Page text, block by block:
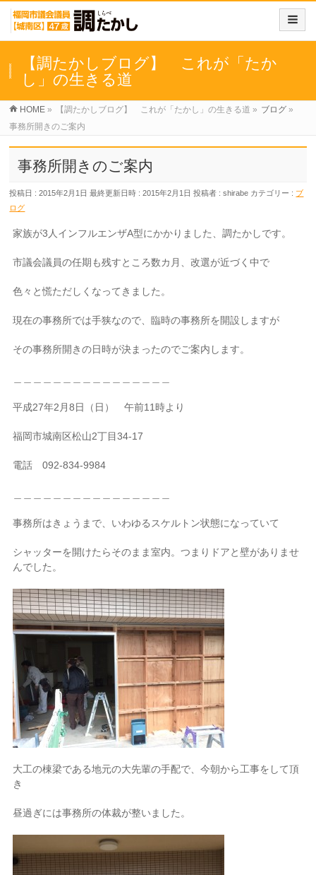
【調たかしブログ】 これが「たか
し」の生きる道
HOME » 【調たかしブログ】 これが「たかし」の生きる道 » ブログ »
事務所開きのご案内
事務所開きのご案内
投稿日 : 2015年2月1日 最終更新日時 : 2015年2月1日 投稿者 :shirabe カテゴリー : ブ
ログ
家族が3人インフルエンザA型にかかりました、調たかしです。
市議会議員の任期も残すところ数カ月、改選が近づく中で
色々と慌ただしくなってきました。
現在の事務所では手狭なので、臨時の事務所を開設しますが
その事務所開きの日時が決まったのでご案内します。
平成27年2月8日（日） 午前11時より
福岡市城南区松山2丁目34-17
電話 092-834-9984
事務所はきょうまで、いわゆるスケルトン状態になっていて
シャッターを開けたらそのまま室内。つまりドアと壁がありませ
んでした。
大工の棟梁である地元の大先輩の手配で、今朝から工事をして頂
き
昼過ぎには事務所の体裁が整いました。